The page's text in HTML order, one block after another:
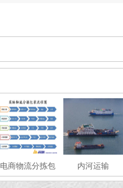
电商物流分拣包
装
内河运输